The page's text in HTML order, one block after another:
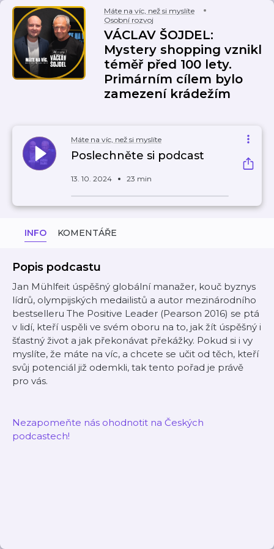
Máte na víc, než si myslíte
Osobní rozvoj
VÁCLAV ŠOJDEL:
Mystery shopping vznikl
téměř před 100 lety.
Primárním cílem bylo
zamezení krádežím
Máte na víc, než si myslíte
Poslechněte si podcast
13. 10. 2024 23 min
INFO KOMENTÁŘE
Popis podcastu
Jan Mühlfeit úspěšný globální manažer, kouč byznys
lídrů, olympijských medailistů a autor mezinárodního
bestselleru The Positive Leader (Pearson 2016) se ptá
v lidí, kteří uspěli ve svém oboru na to, jak žít úspěšný i
šťastný život a jak překonávat překážky. Pokud si i vy
myslíte, že máte na víc, a chcete se učit od těch, kteří
svůj potenciál již odemkli, tak tento pořad je právě
pro vás.
Nezapomeňte nás ohodnotit na Českých
podcastech!